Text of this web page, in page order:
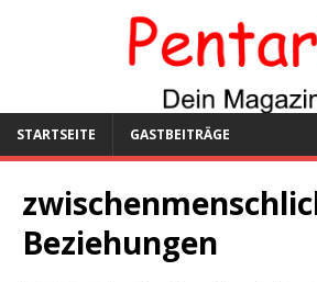
STARTSEITE GASTBEITRÄGE
Beziehungen